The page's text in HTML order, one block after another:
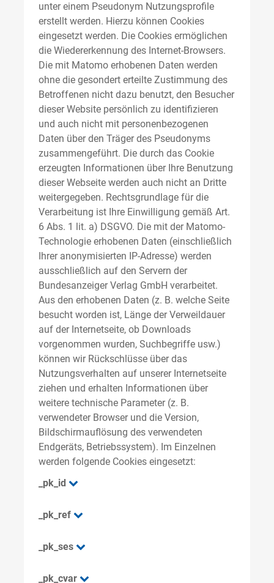
unter einem Pseudonym Nutzungsprofile
erstellt werden. Hierzu können Cookies
eingesetzt werden. Die Cookies ermöglichen
die Wiedererkennung des Internet-Browsers.
Die mit Matomo erhobenen Daten werden
ohne die gesondert erteilte Zustimmung des
Betroffenen nicht dazu benutzt, den Besucher
dieser Website persönlich zu identifizieren
und auch nicht mit personenbezogenen
Daten über den Träger des Pseudonyms
zusammengeführt. Die durch das Cookie
erzeugten Informationen über Ihre Benutzung
dieser Webseite werden auch nicht an Dritte
weitergegeben. Rechtsgrundlage für die
Verarbeitung ist Ihre Einwilligung gemäß Art.
6 Abs. 1 lit. a) DSGVO. Die mit der Matomo-
Technologie erhobenen Daten (einschließlich
Ihrer anonymisierten IP-Adresse) werden
ausschließlich auf den Servern der
Bundesanzeiger Verlag GmbH verarbeitet.
Aus den erhobenen Daten (z. B. welche Seite
besucht worden ist, Länge der Verweildauer
auf der Internetseite, ob Downloads
vorgenommen wurden, Suchbegriffe usw.)
können wir Rückschlüsse über das
Nutzungsverhalten auf unserer Internetseite
ziehen und erhalten Informationen über
weitere technische Parameter (z. B.
verwendeter Browser und die Version,
Bildschirmauflösung des verwendeten
Endgeräts, Betriebssystem). Im Einzelnen
werden folgende Cookies eingesetzt:
_pk_id
_pk_ref
_pk_ses
_pk_cvar